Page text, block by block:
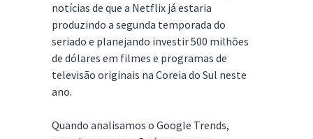
notícias de que a Netflix já estaria
produzindo a segunda temporada do
seriado e planejando investir 500 milhões
de dólares em filmes e programas de
televisão originais na Coreia do Sul neste
ano.
Quando analisamos o Google Trends,